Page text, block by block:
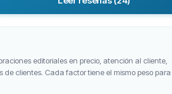
editoriales en precio, atención al cliente,
clientes. Cada factor tiene el mismo peso para